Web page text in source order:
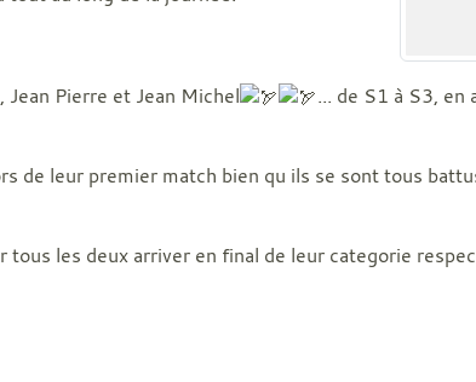
Jean Pierre et Jean Michel
... de S1 à S3, en
de leur premier match bien qu ils se sont tous
tous les deux arriver en final de leur categorie